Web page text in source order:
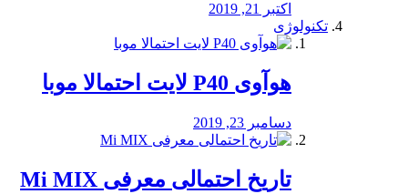
اکتبر 21, 2019
تکنولوژی
هوآوی P40 لایت احتمالا موبا
دسامبر 23, 2019
تاریخ احتمالی معرفی Mi MIX